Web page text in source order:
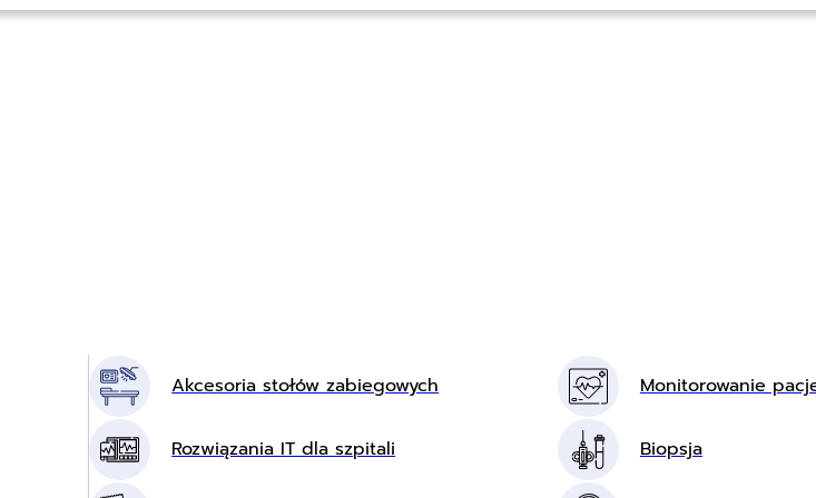
Akcesoria stołów zabiegowych Monitorowanie
Rozwiązania IT dla szpitali Biopsja